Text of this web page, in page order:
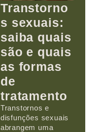
Transtorno
s sexuais:
saiba quais
são e quais
as formas
de
tratamento
Transtornos e
disfunções sexuais
abrangem uma